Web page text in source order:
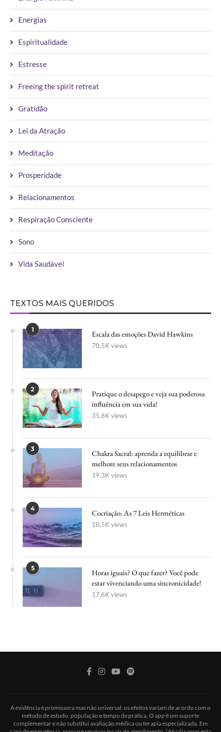
DESPERTAR QUÂNTICO: CONECTANDO-SE
COM A SABEDORIA UNIVERSAL PARA
COCRIAR UMA NOVA REALIDADE
byVanessa Scott 14/11/2024 0 comments
MERGULHANDO NO UNIVERSO QUÂNTICO
byVanessa Scott 07/11/2024 0 comments
AUMENTAR O FOCO
byVanessa Scott 10/10/2024